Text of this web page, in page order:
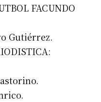
FACUNDO
Gutiérrez.